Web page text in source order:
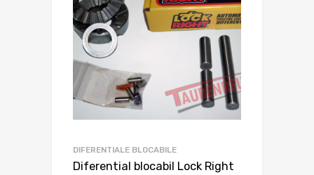
DIFERENTIALE BLOCABILE
Diferential blocabil Lock Right